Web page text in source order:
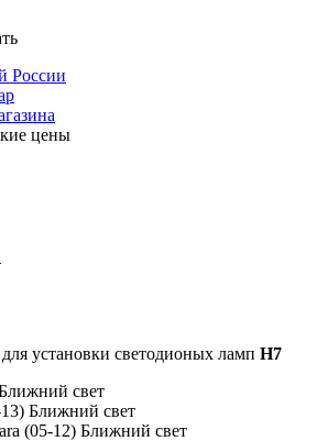
России
цены
установки светодионых ламп H7
свет
Ближний свет
(05-12) Ближний свет